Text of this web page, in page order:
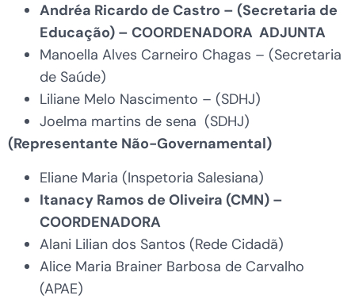
Andréa Ricardo de Castro – (Secretaria de
Educação) – COORDENADORA ADJUNTA
Manoella Alves Carneiro Chagas – (Secretaria
de Saúde)
Liliane Melo Nascimento – (SDHJ)
Joelma martins de sena (SDHJ)
(Representante Não-Governamental)
Eliane Maria (Inspetoria Salesiana)
Itanacy Ramos de Oliveira (CMN) –
COORDENADORA
Alani Lilian dos Santos (Rede Cidadã)
Alice Maria Brainer Barbosa de Carvalho
(APAE)